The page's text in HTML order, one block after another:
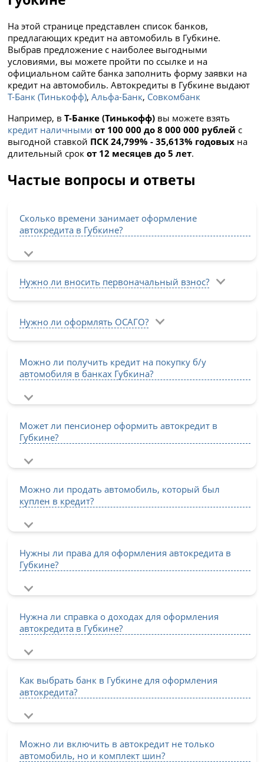
На этой странице представлен список банков,
предлагающих кредит на автомобиль в Губкине.
Выбрав предложение с наиболее выгодными
условиями, вы можете пройти по ссылке и на
официальном сайте банка заполнить форму заявки на
кредит на автомобиль. Автокредиты в Губкине выдают
Т-Банк (Тинькофф),Альфа-Банк, Совкомбанк
Например, вТ-Банке (Тинькофф) вы можете взять
кредит наличными от 100 000 до 8 000 000 рублей с
выгодной ставкой ПСК 24,799% - 35,613% годовых на
длительный срокот 12 месяцев до 5 лет.
Частые вопросы и ответы
Сколько времени занимает оформление
автокредита в Губкине?
Нужно ли вносить первоначальный взнос?
Нужно ли оформлять ОСАГО?
Можно ли получить кредит на покупку б/у
автомобиля в банках Губкина?
Может ли пенсионер оформить автокредит в
Губкине?
Можно ли продать автомобиль, который был
куплен в кредит?
Нужны ли права для оформления автокредита в
Губкине?
Нужна ли справка о доходах для оформления
автокредита в Губкине?
Как выбрать банк в Губкине для оформления
автокредита?
Можно ли включить в автокредит не только
автомобиль, но и комплект шин?